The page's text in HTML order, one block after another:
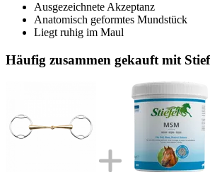
Ausgezeichnete Akzeptanz
Anatomisch geformtes Mundstück
Liegt ruhig im Maul
Häufig zusammen gekauft mit